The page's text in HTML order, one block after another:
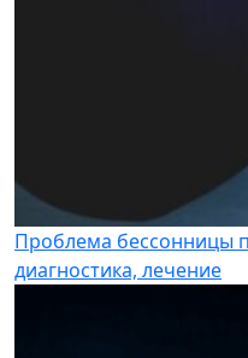
Проблема бессонницы
диагностика, лечение